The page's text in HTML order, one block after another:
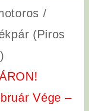
/
(Piros
Vége –